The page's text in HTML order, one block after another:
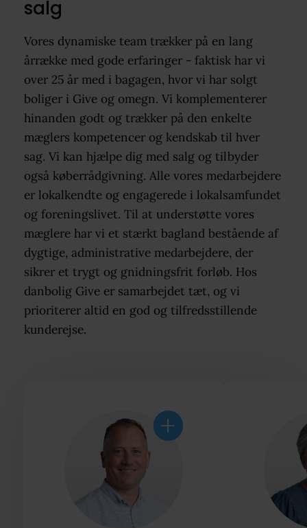
salg
Vores dynamiske team trækker på en lang
årrække med gode erfaringer - faktisk har vi
over 25 år med i bagagen, hvor vi har solgt
boliger i Give og omegn. Vi komplementerer
hinanden godt og trækker på den enkelte
mæglers kompetencer og kendskab til hver
sag. Vi kan hjælpe dig med salg og tilbyder
også køberrådgivning. Alle vores medarbejdere
er lokalkendte og engagerede i lokalsamfundet
og foreningslivet. Til at understøtte vores
mæglere har vi et stærkt bagland bestående af
dygtige, administrative medarbejdere, der
sikrer et trygt og gnidningsfrit forløb. Hos
danbolig Give er samarbejdet tæt, og vi
prioriterer altid en god og tilfredsstillende
kunderejse.